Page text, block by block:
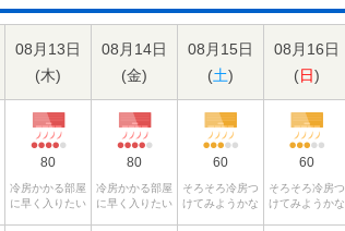
08月13日
(木)
08月14日
(金)
08月15日
(土)
08月16日
(日)
80
冷房かかる部屋
に早く入りたい
80
冷房かかる部屋
に早く入りたい
60
そろそろ冷房つ
けてみようかな
60
そろそろ冷房つ
けてみようかな